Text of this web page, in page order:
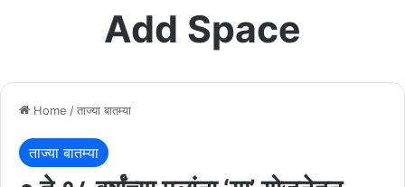
Add Space
Home /ताज्या बातम्या
ताज्या बातम्या